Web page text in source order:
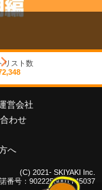
リスト数
営会社
わせ
へ
(C) 2021- SKIYAKI Inc.
番号：9022255001Y45037